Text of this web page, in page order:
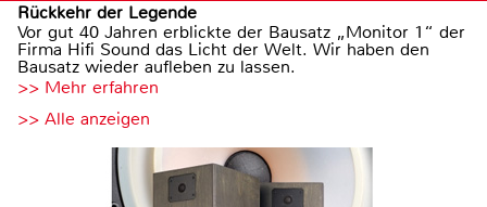
Rückkehr der Legende
Vor gut 40 Jahren erblickte der Bausatz „Monitor 1“ der
Firma Hifi Sound das Licht der Welt. Wir haben den
Bausatz wieder aufleben zu lassen.
>> Mehr erfahren
>> Alle anzeigen